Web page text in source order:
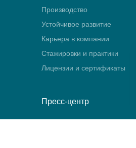
Производство
Устойчивое развитие
Карьера в компании
Стажировки и практики
Лицензии и сертификаты
Пресс-центр
Новости